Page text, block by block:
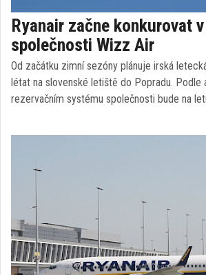
Ryanair začne konkurovat
společnosti Wizz Air
Od začátku zimní sezóny plánuje irská
létat na slovenské letiště do Popradu. Podle
rezervačním systému společnosti bude na